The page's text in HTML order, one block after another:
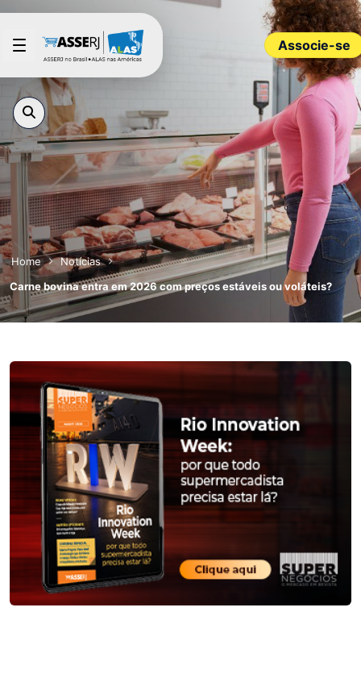
Pular para o Conteúdo principal
Associe-se
Home
Notícias
Carne bovina entra em 2026 com preços estáveis ou voláteis?